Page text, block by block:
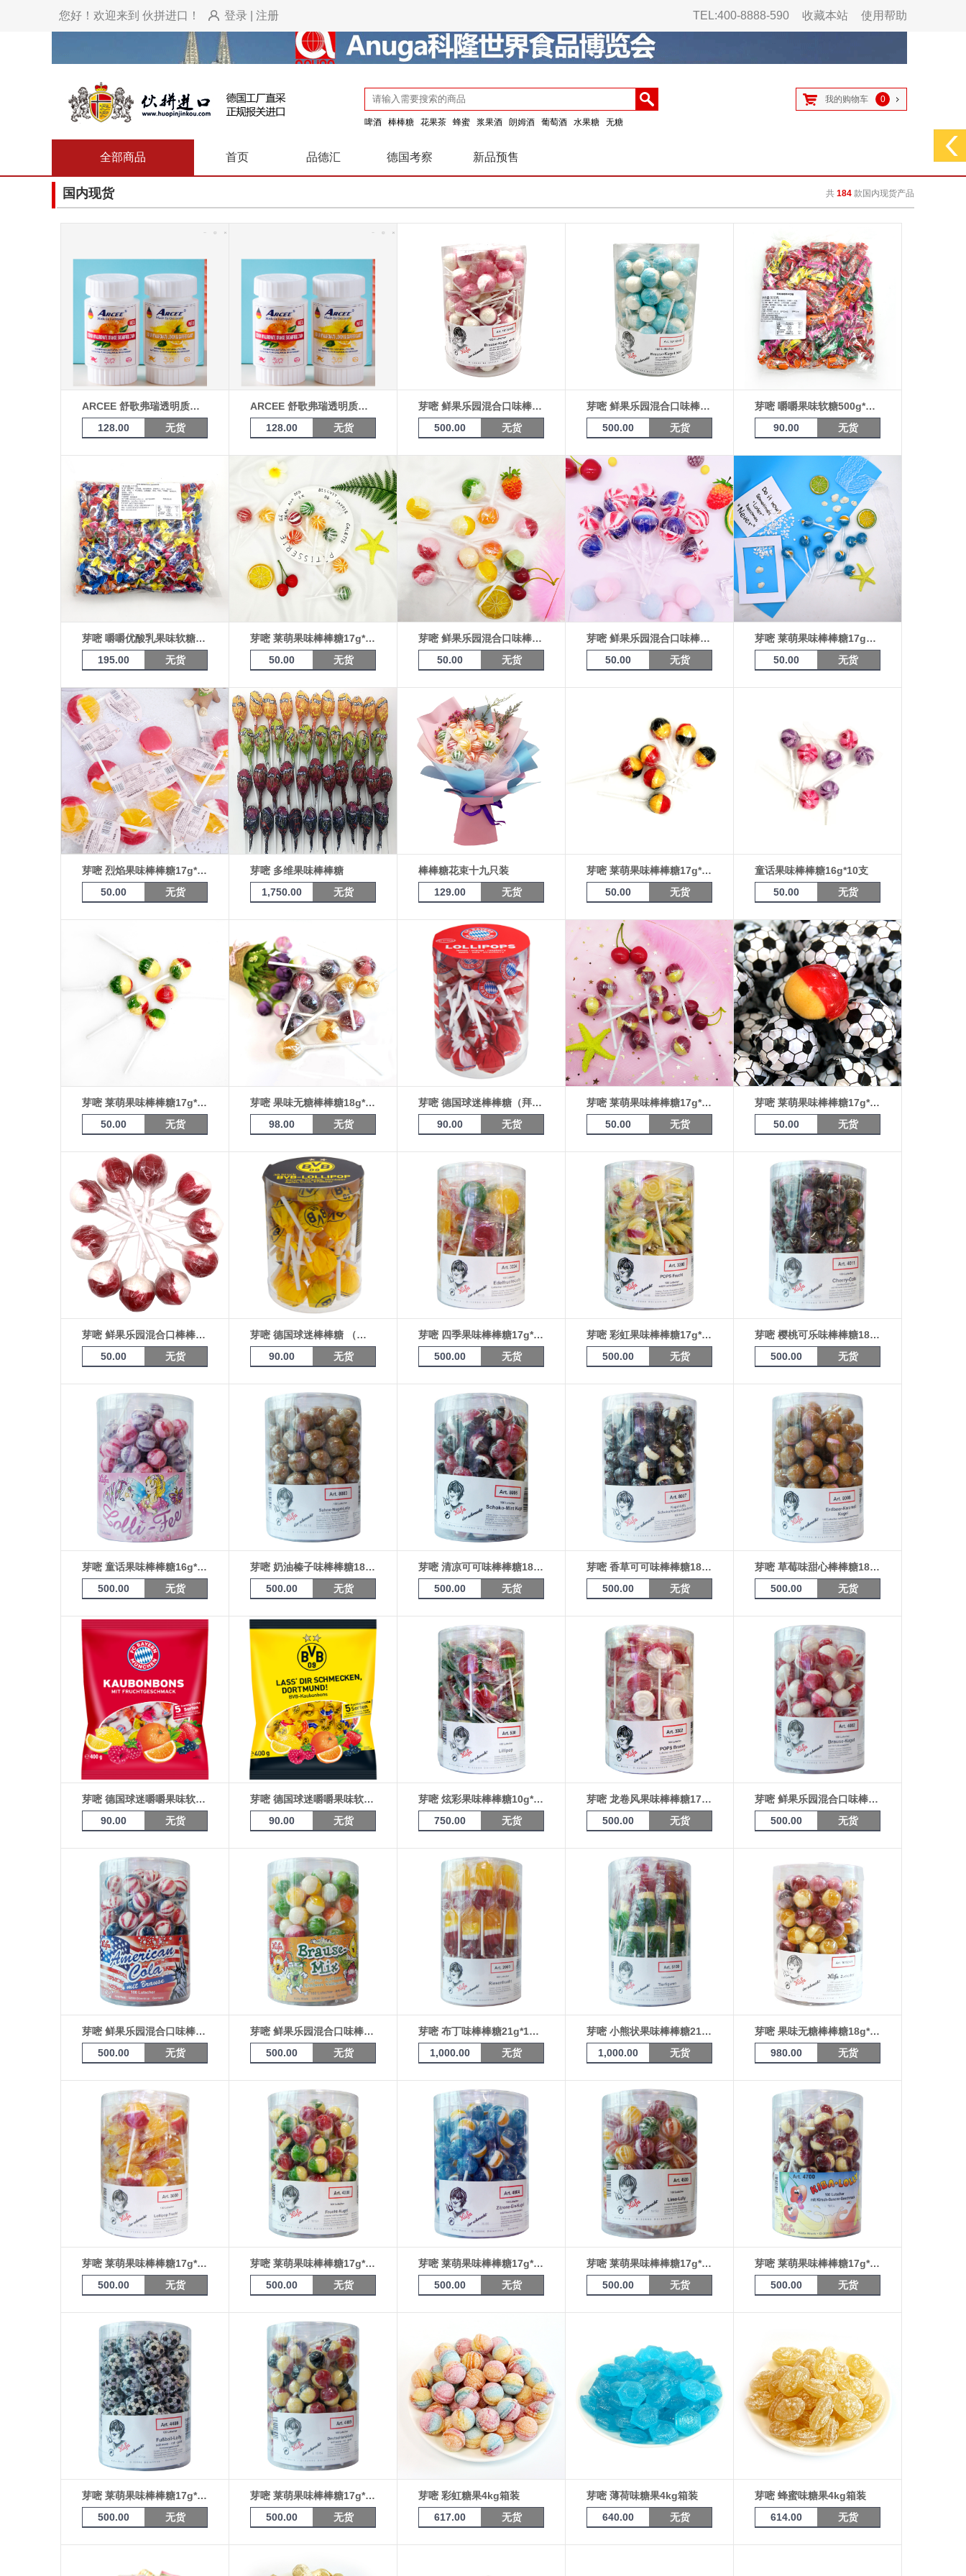
您好！欢迎来到 伙拼进口！ 登录 注册 使用帮助
收藏本站
TEL:400-8888-590
我的购物车 0
啤酒 棒棒糖 花果茶 蜂蜜 浆果酒 朗姆酒 葡萄酒 水果糖 无糖
全部商品 首页 品德汇 德国考察 新品预售
共 184 款国内现货产品
国内现货
ARCEE 舒歌弗瑞透明质酸钠柠檬味无糖糖果（60g/袋）
128.00
无货
ARCEE 舒歌弗瑞透明质酸钠香橙味无糖糖果（60g/袋）
128.00
无货
芽嘧 鲜果乐园混合口味棒棒糖17g*100支桶装（覆盆子口味）16192402
500.00
无货
芽嘧 鲜果乐园混合口味棒棒糖17g*100支桶装（可乐味）16192403
500.00
无货
芽嘧 嚼嚼果味软糖500g*10袋
90.00
无货
芽嘧 嚼嚼优酸乳果味软糖1000g*5袋
195.00
无货
芽嘧 莱萌果味棒棒糖17g*10支
50.00
无货
芽嘧 鲜果乐园混合口味棒棒糖17g *10支
50.00
无货
芽嘧 鲜果乐园混合口味棒棒糖17g（美国可乐）*10支
50.00
无货
芽嘧 莱萌果味棒棒糖17g（柠檬-冰淇淋）*10支
50.00
无货
芽嘧 烈焰果味棒棒糖17g*10支
50.00
无货
芽嘧 多维果味棒棒糖
1,750.00
无货
棒棒糖花束十九只装
129.00
无货
芽嘧 莱萌果味棒棒糖17g*10支（日尔曼）
50.00
无货
童话果味棒棒糖16g*10支
50.00
无货
芽嘧 莱萌果味棒棒糖17g*10支（彩球）
50.00
无货
芽嘧 果味无糖棒棒糖18g*10支
98.00
无货
芽嘧 德国球迷棒棒糖（拜仁） 10g*30支
90.00
无货
芽嘧 莱萌果味棒棒糖17g*10支（樱桃&香蕉）
50.00
无货
芽嘧 莱萌果味棒棒糖17g*10支（足球）
50.00
无货
芽嘧 鲜果乐园混合口棒棒糖17g*10支（酸樱桃）
50.00
无货
芽嘧 德国球迷棒棒糖 （多特蒙德）10g*30支
90.00
无货
芽嘧 四季果味棒棒糖17g*100支桶装
500.00
无货
芽嘧 彩虹果味棒棒糖17g*100支桶装
500.00
无货
芽嘧 樱桃可乐味棒棒糖18g*100支桶装
500.00
无货
芽嘧 童话果味棒棒糖16g*100支桶装
500.00
无货
芽嘧 奶油榛子味棒棒糖18g*100支桶装
500.00
无货
芽嘧 清凉可可味棒棒糖18g*100支桶装
500.00
无货
芽嘧 香草可可味棒棒糖18g*100支桶装
500.00
无货
芽嘧 草莓味甜心棒棒糖18g*100支桶装
500.00
无货
芽嘧 德国球迷嚼嚼果味软糖（拜仁）400g*15袋
90.00
无货
芽嘧 德国球迷嚼嚼果味软糖（多特蒙德）400g*15袋
90.00
无货
芽嘧 炫彩果味棒棒糖10g*150支桶装
750.00
无货
芽嘧 龙卷风果味棒棒糖17g*100支桶装（碳酸口味）
500.00
无货
芽嘧 鲜果乐园混合口味棒棒糖17g*100支桶装（酸樱桃）4002
500.00
无货
芽嘧 鲜果乐园混合口味棒棒糖17g*100支桶装（美国可乐）4021
500.00
无货
芽嘧 鲜果乐园混合口味棒棒糖17g *100支桶装（4022）
500.00
无货
芽嘧 布丁味棒棒糖21g*100桶装
1,000.00
无货
芽嘧 小熊状果味棒棒糖21g*100支装
1,000.00
无货
芽嘧 果味无糖棒棒糖18g*100支桶装
980.00
无货
芽嘧 莱萌果味棒棒糖17g*100支桶装（烈焰）
500.00
无货
芽嘧 莱萌果味棒棒糖17g*100支桶装（彩球）4000
500.00
无货
芽嘧 莱萌果味棒棒糖17g*100支桶装（柠檬-冰淇淋）4004
500.00
无货
芽嘧 莱萌果味棒棒糖17g*100支桶装4500
500.00
无货
芽嘧 莱萌果味棒棒糖17g*100支桶装（樱桃&香蕉）4700
500.00
无货
芽嘧 莱萌果味棒棒糖17g*100支桶装（足球）4488
500.00
无货
芽嘧 莱萌果味棒棒糖17g*100支桶装（日尔曼）4489
500.00
无货
芽嘧 彩虹糖果4kg箱装
617.00
无货
芽嘧 薄荷味糖果4kg箱装
640.00
无货
芽嘧 蜂蜜味糖果4kg箱装
614.00
无货